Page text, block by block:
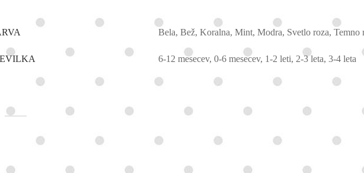
Bela, Bež, Koralna, Mint, Modra, Svetlo roza, Temno
6-12 mesecev, 0-6 mesecev, 1-2 leti, 2-3 leta, 3-4 leta